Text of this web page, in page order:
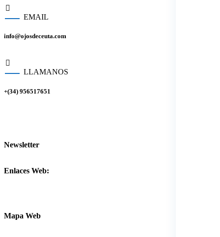
EMAIL
info@ojosdeceuta.com
LLAMANOS
+(34) 956517651
Newsletter
Enlaces Web:
Mapa Web